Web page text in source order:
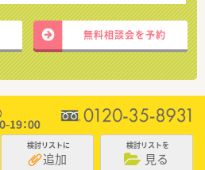
無料相談会を予約
検討リストに
追加
検討リストを
見る